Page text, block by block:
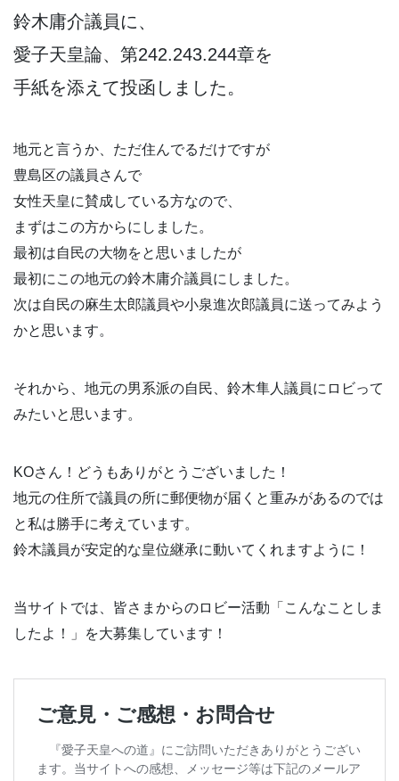
鈴木庸介議員に、
愛子天皇論、第242.243.244章を
手紙を添えて投函しました。
地元と言うか、ただ住んでるだけですが
豊島区の議員さんで
女性天皇に賛成している方なので、
まずはこの方からにしました。
最初は自民の大物をと思いましたが
最初にこの地元の鈴木庸介議員にしました。
次は自民の麻生太郎議員や小泉進次郎議員に送ってみよう
かと思います。
それから、地元の男系派の自民、鈴木隼人議員にロビって
みたいと思います。
KOさん！どうもありがとうございました！
地元の住所で議員の所に郵便物が届くと重みがあるのでは
と私は勝手に考えています。
鈴木議員が安定的な皇位継承に動いてくれますように！
当サイトでは、皆さまからのロビー活動「こんなことしま
したよ！」を大募集しています！